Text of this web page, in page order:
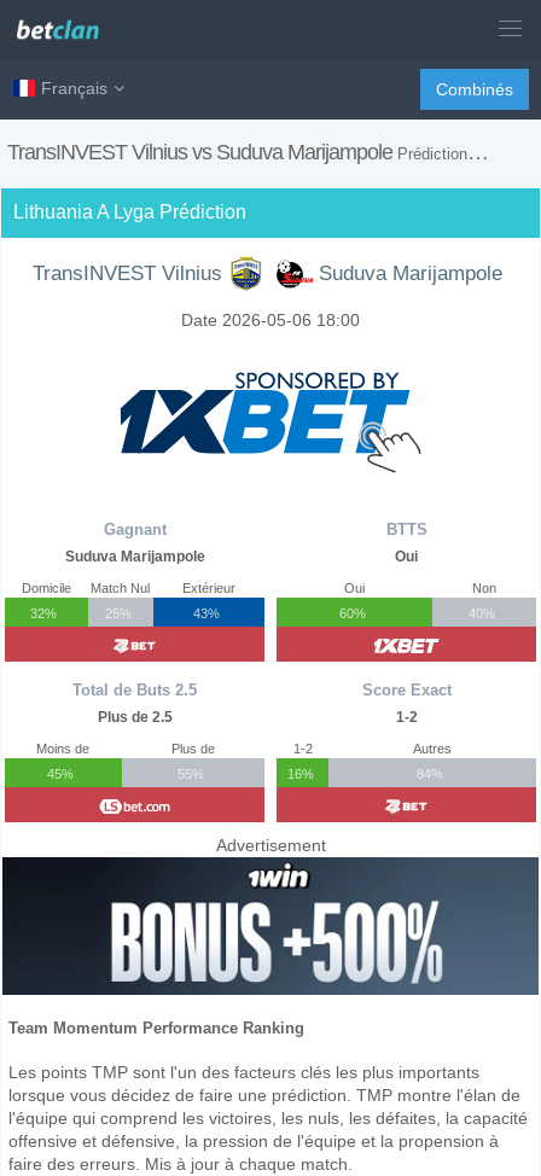
Français Combinés
TransINVEST Vilnius vs Suduva Marijampole Prédiction, H2H, Conseils de Paris et Prévision du Match
Lithuania A Lyga Prédiction
TransINVEST Vilnius Suduva Marijampole
Date 2026-05-06 18:00
Gagnant
Suduva Marijampole
Domicile
32%
Match Nul
25%
Extérieur
43%
Total de Buts 2.5
Plus de 2.5
Moins de
45%
Plus de
55%
BTTS
Oui
Oui
60%
Non
40%
Score Exact
1-2
1-2
16%
Autres
84%
Advertisement
Team Momentum Performance Ranking
Les points TMP sont l'un des facteurs clés les plus importants
lorsque vous décidez de faire une prédiction. TMP montre l'élan de
l'équipe qui comprend les victoires, les nuls, les défaites, la capacité
offensive et défensive, la pression de l'équipe et la propension à
faire des erreurs. Mis à jour à chaque match.